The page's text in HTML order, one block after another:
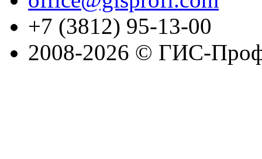
+7 (3812) 95-13-00
2008-2026 © ГИС-